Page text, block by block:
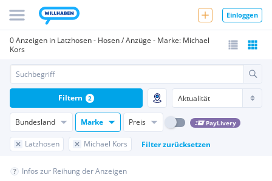
Einloggen
0 Anzeigen in Latzhosen - Hosen / Anzüge - Marke: Michael
Kors
Bundesland Marke Preis PayLivery
Latzhosen Michael Kors Filter zurücksetzen
Filtern 2
Infos zur Reihung der Anzeigen